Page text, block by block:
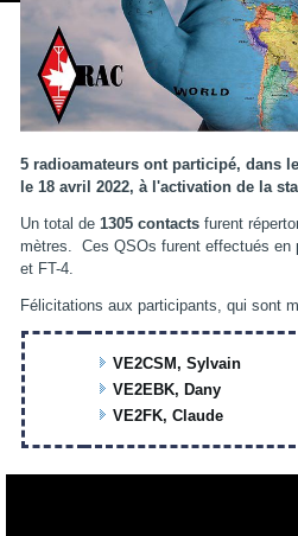
12 13 14
15
19 20 21
22
26 28
29
5 radioamateurs ont participé, dans
le 18 avril 2022, à l'activation de la
Un total de 1305 contacts furent
mètres. Ces QSOs furent effectués en
et FT-4.
Félicitations aux participants, qui sont
VE2CSM, Sylvain
VE2EBK, Dany
VE2FK, Claude